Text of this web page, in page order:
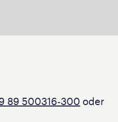
89 500316-300 oder